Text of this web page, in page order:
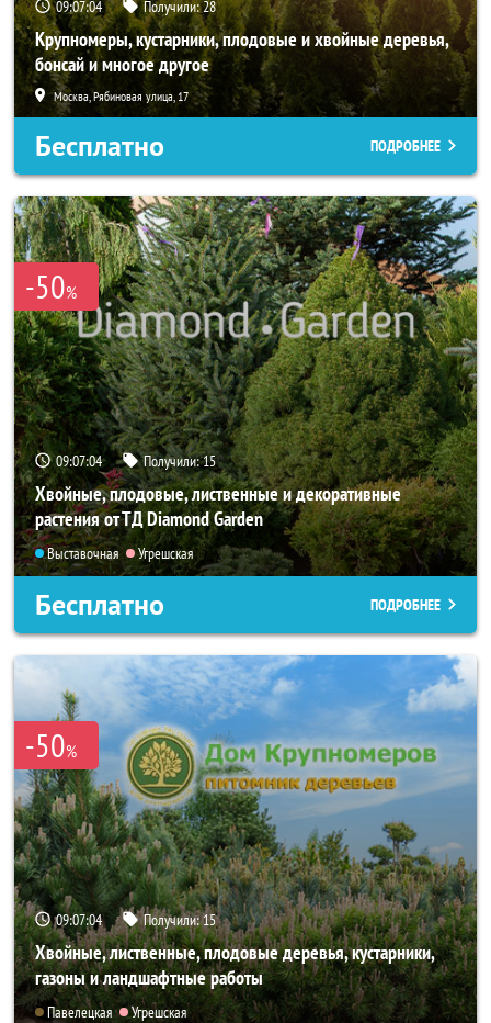
09:07:03 Получили:28
Крупномеры, кустарники, плодовые и хвойные деревья,
бонсай и многое другое
Москва, Рябиновая улица, 17
Бесплатно ПОДРОБНЕЕ
-50%
09:07:03 Получили:15
Хвойные, плодовые, лиственные и декоративные
растения от ТД Diamond Garden
Выставочная Угрешская
Бесплатно ПОДРОБНЕЕ
-50%
09:07:03 Получили:15
Хвойные, лиственные, плодовые деревья, кустарники,
газоны и ландшафтные работы
Павелецкая Угрешская